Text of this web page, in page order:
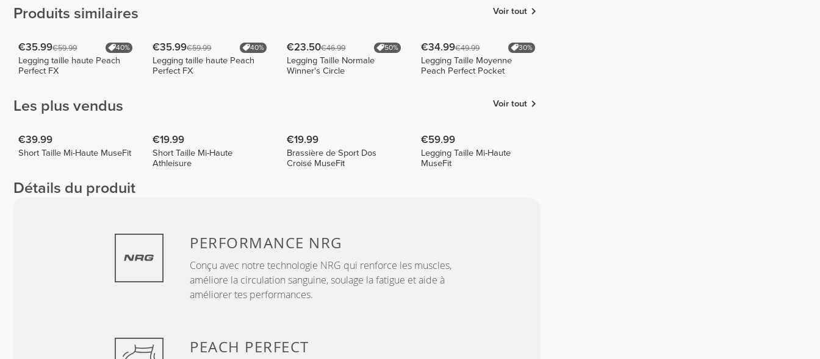
Produits similaires Voir tout
€35.99€59.99 40%
Legging taille haute Peach
Perfect FX
€35.99€59.99 40%
Legging taille haute Peach
Perfect FX
€23.50€46.99 50%
Legging Taille Normale
Winner's Circle
€34.99€49.99 30%
Legging Taille Moyenne
Peach Perfect Pocket
Les plus vendus Voir tout
€39.99
Short Taille Mi-Haute MuseFit
€19.99
Short Taille Mi-Haute
Athleisure
€19.99
Brassière de Sport Dos
Croisé MuseFit
€59.99
Legging Taille Mi-Haute
MuseFit
Détails du produit
PERFORMANCE NRG
Conçu avec notre technologie NRG qui renforce les muscles,
améliore la circulation sanguine, soulage la fatigue et aide à
améliorer tes performances.
PEACH PERFECT